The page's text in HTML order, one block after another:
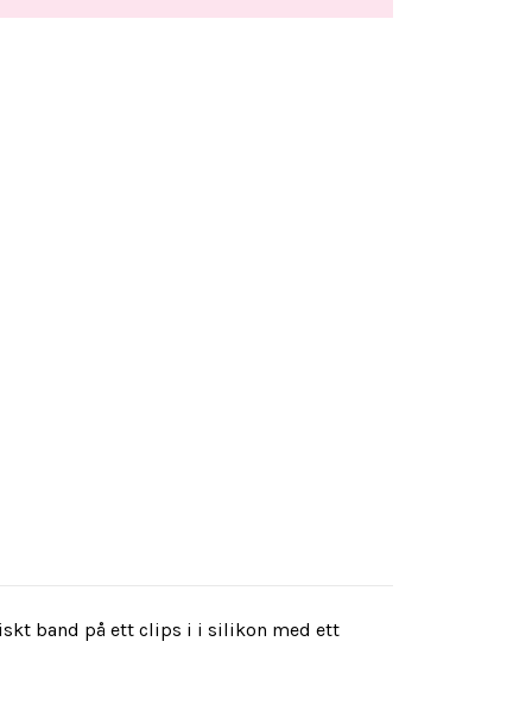
band på ett clips i i silikon med ett